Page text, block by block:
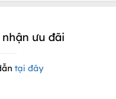
ưu đãi
tại đây